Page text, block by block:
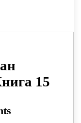
но всё,
деле меньше
южном регионе
Мирослав,